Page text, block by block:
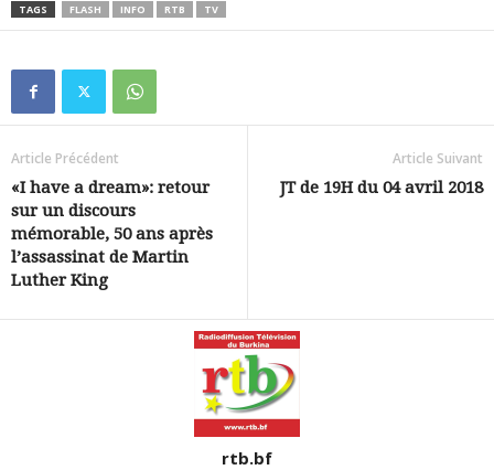
TAGS FLASH INFO RTB TV
Article Précédent
«I have a dream»: retour
sur un discours
mémorable, 50 ans après
l’assassinat de Martin
Luther King
Article Suivant
JT de 19H du 04 avril 2018
rtb.bf